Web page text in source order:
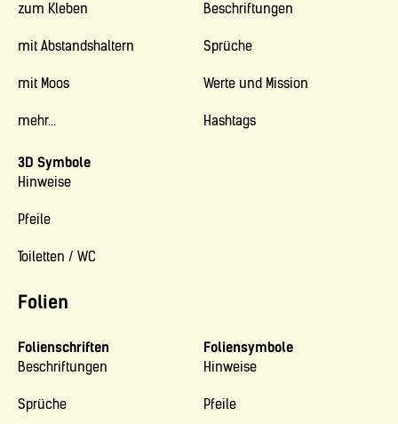
Folien
zum Kleben
mit Abstandshaltern
mit Moos
mehr...
Beschriftungen
Sprüche
Werte und Mission
Hashtags
3D Symbole
Hinweise
Pfeile
Toiletten / WC
Folienschriften
Beschriftungen
Sprüche
Foliensymbole
Hinweise
Pfeile